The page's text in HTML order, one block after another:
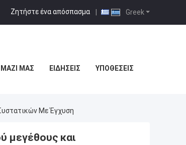
Greek
Ζητήστε ένα απόσπασμα |
ΜΑΣ ΕΙΔΉΣΕΙΣ ΥΠΟΘΈΣΕΙΣ
Με Έγχυση
μεγέθους και